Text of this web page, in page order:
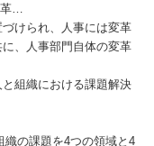
革…
けられ、人事には変革
、人事部門自体の変革
組織における課題解決
織の課題を4つの領域と4